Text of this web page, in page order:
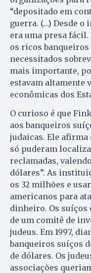
“depositado em
guerra. (…) Desde o
era uma presa
os ricos banqueiros
necessitados
mais importante,
estavam altamente
econômicas dos
O curioso é que
aos banqueiros
judaicas. Ele afirma
só puderam
reclamadas,
dólares”. As
os 32 milhões e
americanos para
dinheiro. Os suíços
de um comitê de
judeus. Em 1997,
banqueiros suíços
de dólares. Os
associações